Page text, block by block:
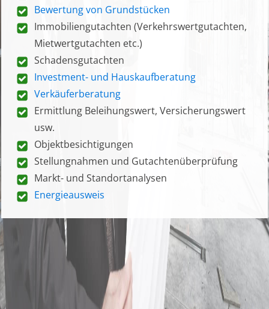
Bewertung von Grundstücken
Immobiliengutachten (Verkehrswertgutachten,
Mietwertgutachten etc.)
Schadensgutachten
Investment- und Hauskaufberatung
Verkäuferberatung
Ermittlung Beleihungswert, Versicherungswert
usw.
Objektbesichtigungen
Stellungnahmen und Gutachtenüberprüfung
Markt- und Standortanalysen
Energieausweis